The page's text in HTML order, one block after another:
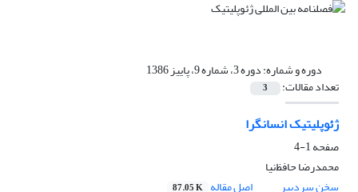
دوره و شماره:دوره 3، شماره 9، پاییز 1386
تعداد مقالات: 3
ژئوپلیتیک انسانگرا
صفحه1-4
محمدرضا حافظ‌نیا
سخن سردبیر
اصل مقاله 87.05 K